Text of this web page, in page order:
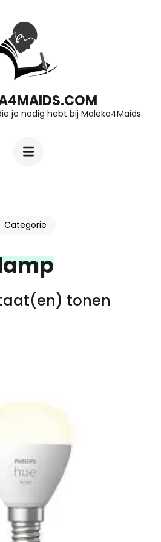
je nodig hebt bij Maleka4Maids.
Categorie
tonen